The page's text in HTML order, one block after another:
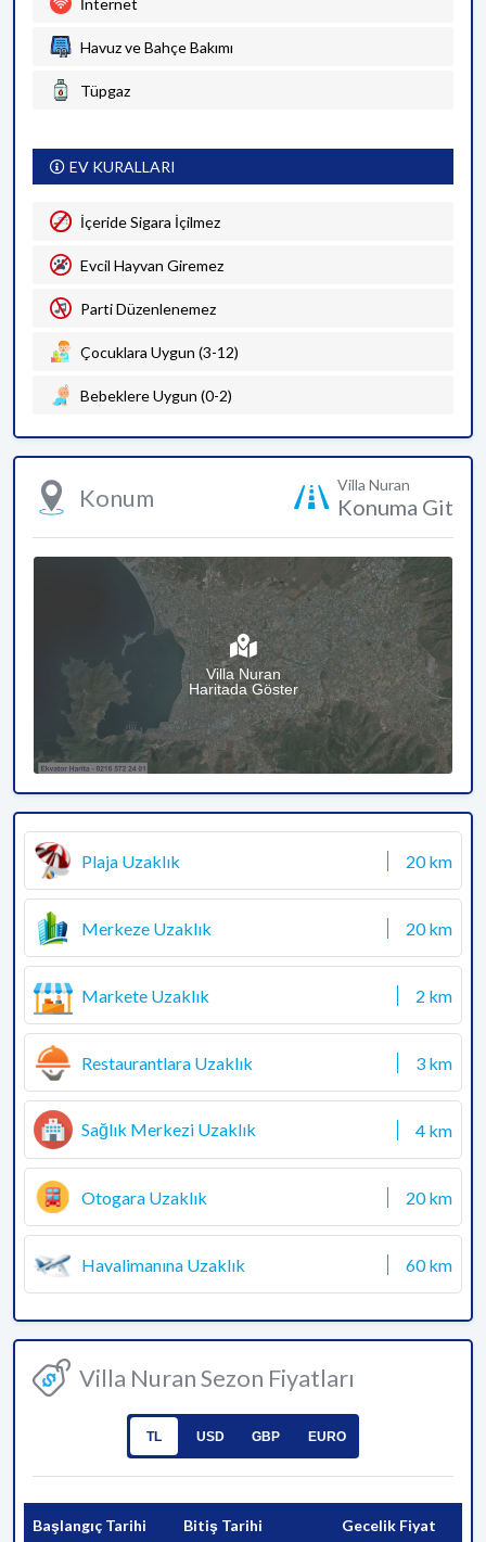
Havuz ve Bahçe Bakımı
Tüpgaz
EV KURALLARI
İçeride Sigara İçilmez
Evcil Hayvan Giremez
Parti Düzenlenemez
Çocuklara Uygun (3-12)
Bebeklere Uygun (0-2)
Konum Villa Nuran
Konuma Git
Villa Nuran
Haritada Göster
Plaja Uzaklık 20 km
Merkeze Uzaklık 20 km
Markete Uzaklık 2 km
Restaurantlara Uzaklık 3 km
Sağlık Merkezi Uzaklık 4 km
Otogara Uzaklık 20 km
Havalimanına Uzaklık 60 km
Villa Nuran Sezon Fiyatları
TL USD GBP EURO
Başlangıç Tarihi Bitiş Tarihi Gecelik Fiyat